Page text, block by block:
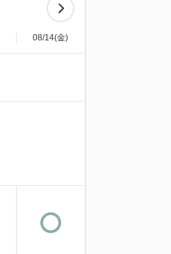
08/14(金)